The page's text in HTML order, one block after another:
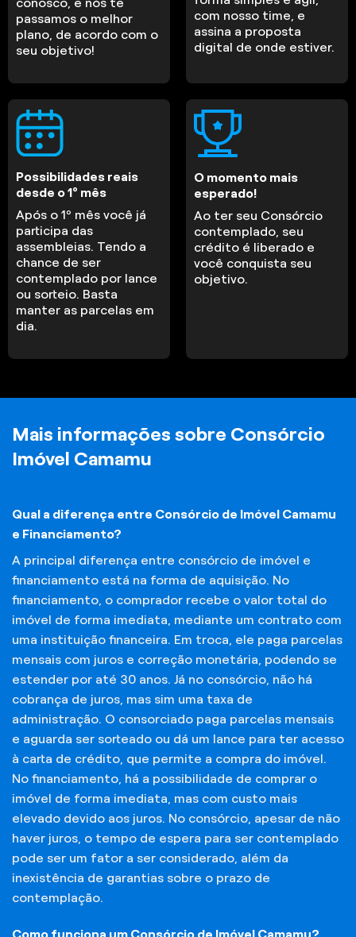
conosco, e nós te
passamos o melhor
plano, de acordo com o
seu objetivo!
com nosso time, e
assina a proposta
digital de onde estiver.
Possibilidades reais
desde o 1º mês
Após o 1º mês você já
participa das
assembleias. Tendo a
chance de ser
contemplado por lance
ou sorteio. Basta
manter as parcelas em
dia.
O momento mais
esperado!
Ao ter seu Consórcio
contemplado, seu
crédito é liberado e
você conquista seu
objetivo.
Mais informações sobre Consórcio
Imóvel Camamu
Qual a diferença entre Consórcio de Imóvel Camamu
e Financiamento?
A principal diferença entre consórcio de imóvel e
financiamento está na forma de aquisição. No
financiamento, o comprador recebe o valor total do
imóvel de forma imediata, mediante um contrato com
uma instituição financeira. Em troca, ele paga parcelas
mensais com juros e correção monetária, podendo se
estender por até 30 anos. Já no consórcio, não há
cobrança de juros, mas sim uma taxa de
administração. O consorciado paga parcelas mensais
e aguarda ser sorteado ou dá um lance para ter acesso
à carta de crédito, que permite a compra do imóvel.
No financiamento, há a possibilidade de comprar o
imóvel de forma imediata, mas com custo mais
elevado devido aos juros. No consórcio, apesar de não
haver juros, o tempo de espera para ser contemplado
pode ser um fator a ser considerado, além da
inexistência de garantias sobre o prazo de
contemplação.